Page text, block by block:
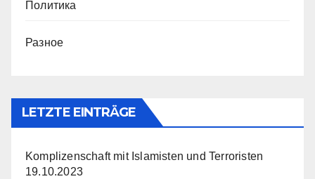
Политика
Разное
LETZTE EINTRÄGE
Komplizenschaft mit Islamisten und Terroristen
19.10.2023